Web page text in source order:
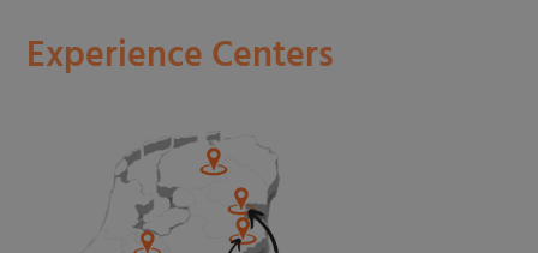
Experience Centers